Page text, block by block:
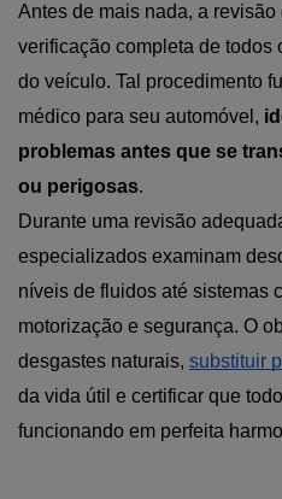
Antes de mais nada, a
verificação completa de todos
do veículo. Tal procedimento
médico para seu automóvel,
problemas antes que se
ou perigosas.
Durante uma revisão
especializados examinam
níveis de fluidos até sistemas
motorização e segurança. O
desgastes naturais, substituir
da vida útil e certificar que
funcionando em perfeita